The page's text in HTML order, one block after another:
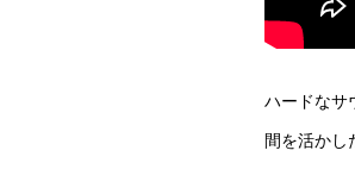
ハードなサ
間を活かし